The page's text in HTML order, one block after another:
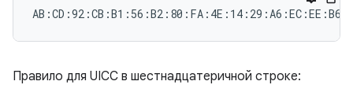
Правило для UICC в шестнадцатеричной строке: